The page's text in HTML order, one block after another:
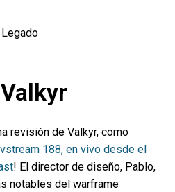
revisión de Valkyr, como
188, en vivo desde el
! El director de diseño, Pablo,
notables del warframe